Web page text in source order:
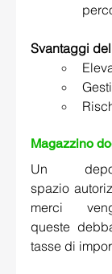
Svantaggi
Magazzino
Un
spazio
merci
queste
tasse di